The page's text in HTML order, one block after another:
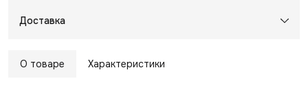
Доставка
О товаре Характеристики